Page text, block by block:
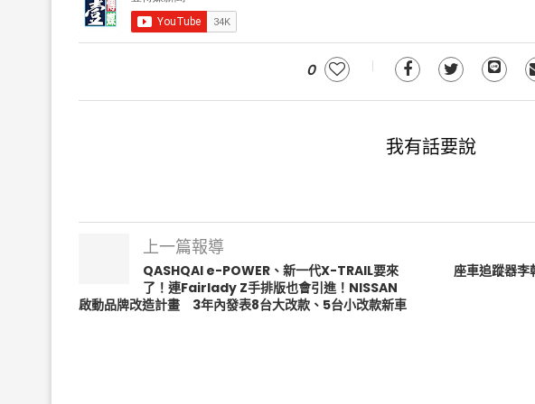
0
我有話要說
上一篇報導
QASHQAI e-POWER、新一代X-TRAIL要來
了！連Fairlady Z手排版也會引進！NISSAN
啟動品牌改造計畫 3年內發表8台大改款、5台小改款新車
座車追蹤器